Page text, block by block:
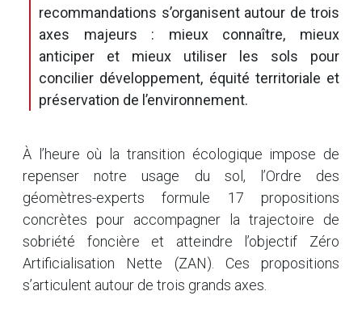
recommandations s’organisent autour de trois
axes majeurs : mieux connaître, mieux
anticiper et mieux utiliser les sols pour
concilier développement, équité territoriale et
préservation de l’environnement.
À l’heure où la transition écologique impose de
repenser notre usage du sol, l’Ordre des
géomètres-experts formule 17 propositions
concrètes pour accompagner la trajectoire de
sobriété foncière et atteindre l’objectif Zéro
Artificialisation Nette (ZAN). Ces propositions
s’articulent autour de trois grands axes.